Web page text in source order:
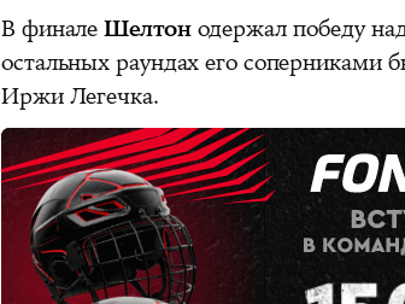
В финалеШелтонодержал победу
остальных раундах его
Иржи Легечка.